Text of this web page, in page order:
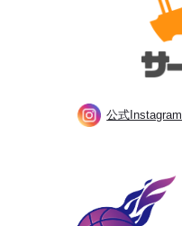
公式Instagram